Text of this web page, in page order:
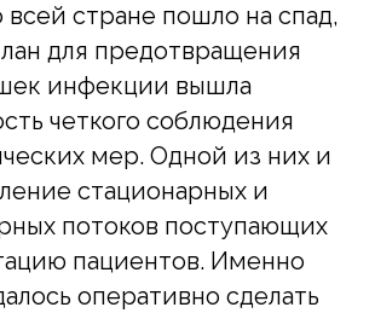
стране пошло на спад,
для предотвращения
инфекции вышла
четкого соблюдения
мер. Одной из них и
стационарных и
потоков поступающих
пациентов. Именно
оперативно сделать